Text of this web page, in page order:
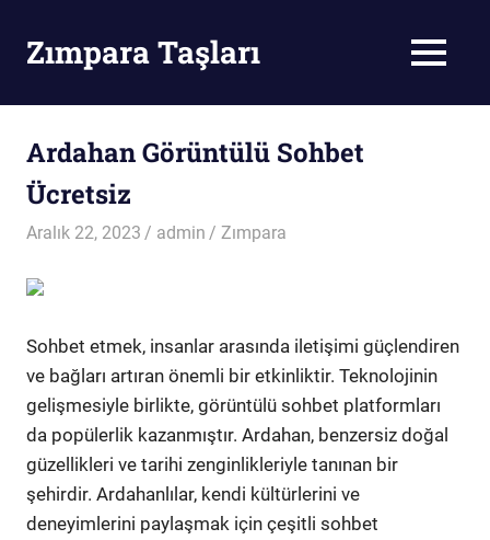
contentZımpara Taşları MENU
Ardahan Görüntülü Sohbet
Ücretsiz
Aralık 22, 2023 admin Zımpara
Sohbet etmek, insanlar arasında iletişimi güçlendiren
ve bağları artıran önemli bir etkinliktir. Teknolojinin
gelişmesiyle birlikte, görüntülü sohbet platformları
da popülerlik kazanmıştır. Ardahan, benzersiz doğal
güzellikleri ve tarihi zenginlikleriyle tanınan bir
şehirdir. Ardahanlılar, kendi kültürlerini ve
deneyimlerini paylaşmak için çeşitli sohbet